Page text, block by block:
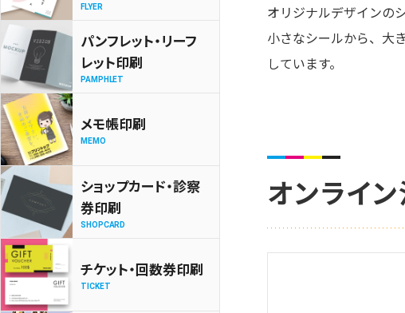
オリジナルデザインの
小さなシールから、大
しています。
オンライ
FLYER
パンフレット・リーフ
レット印刷
PAMPHLET
メモ帳印刷
MEMO
ショップカード・診察
券印刷
SHOPCARD
チケット・回数券印刷
TICKET